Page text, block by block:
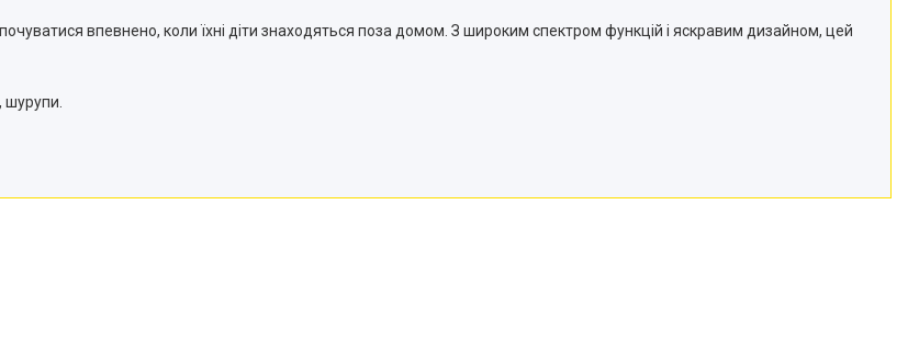
впевнено, коли їхні діти знаходяться поза домом. З широким спектром функцій і яскравим дизайном, цей
шурупи.